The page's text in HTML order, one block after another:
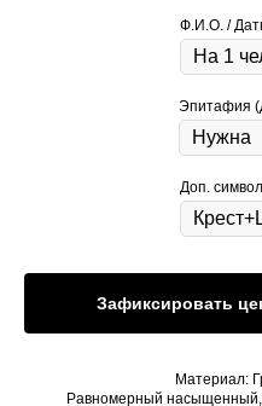
Ф.И.О. /
Эпитафия
Доп.
Зафиксировать
Материал:
Равномерный